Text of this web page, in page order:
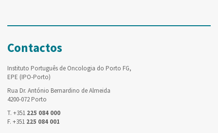
Contactos
Instituto Português de Oncologia do Porto FG,
EPE (IPO-Porto)
Rua Dr. António Bernardino de Almeida
4200-072 Porto
T. +351 225 084 000
F. +351 225 084 001